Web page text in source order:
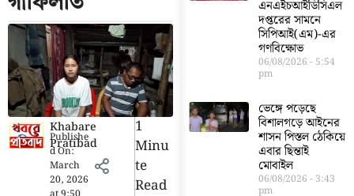
Khabare
Pratibad
Publishe
d On:
March
20, 2026
1
Minu
Te
Read
এনএইচআইডিসিএল
দপ্তরের সামনে
সিপিআই(এম)-এর
গণবিক্ষোভ
06/08/2026 5:54
pm
ভেঙ্গে পড়েছে
বিশালগড়ে আইনের
শাসন পিস্তল ঠেকিয়ে
এবার ছিন্তাই
মোবাইল
06/08/2026 3:43
pm